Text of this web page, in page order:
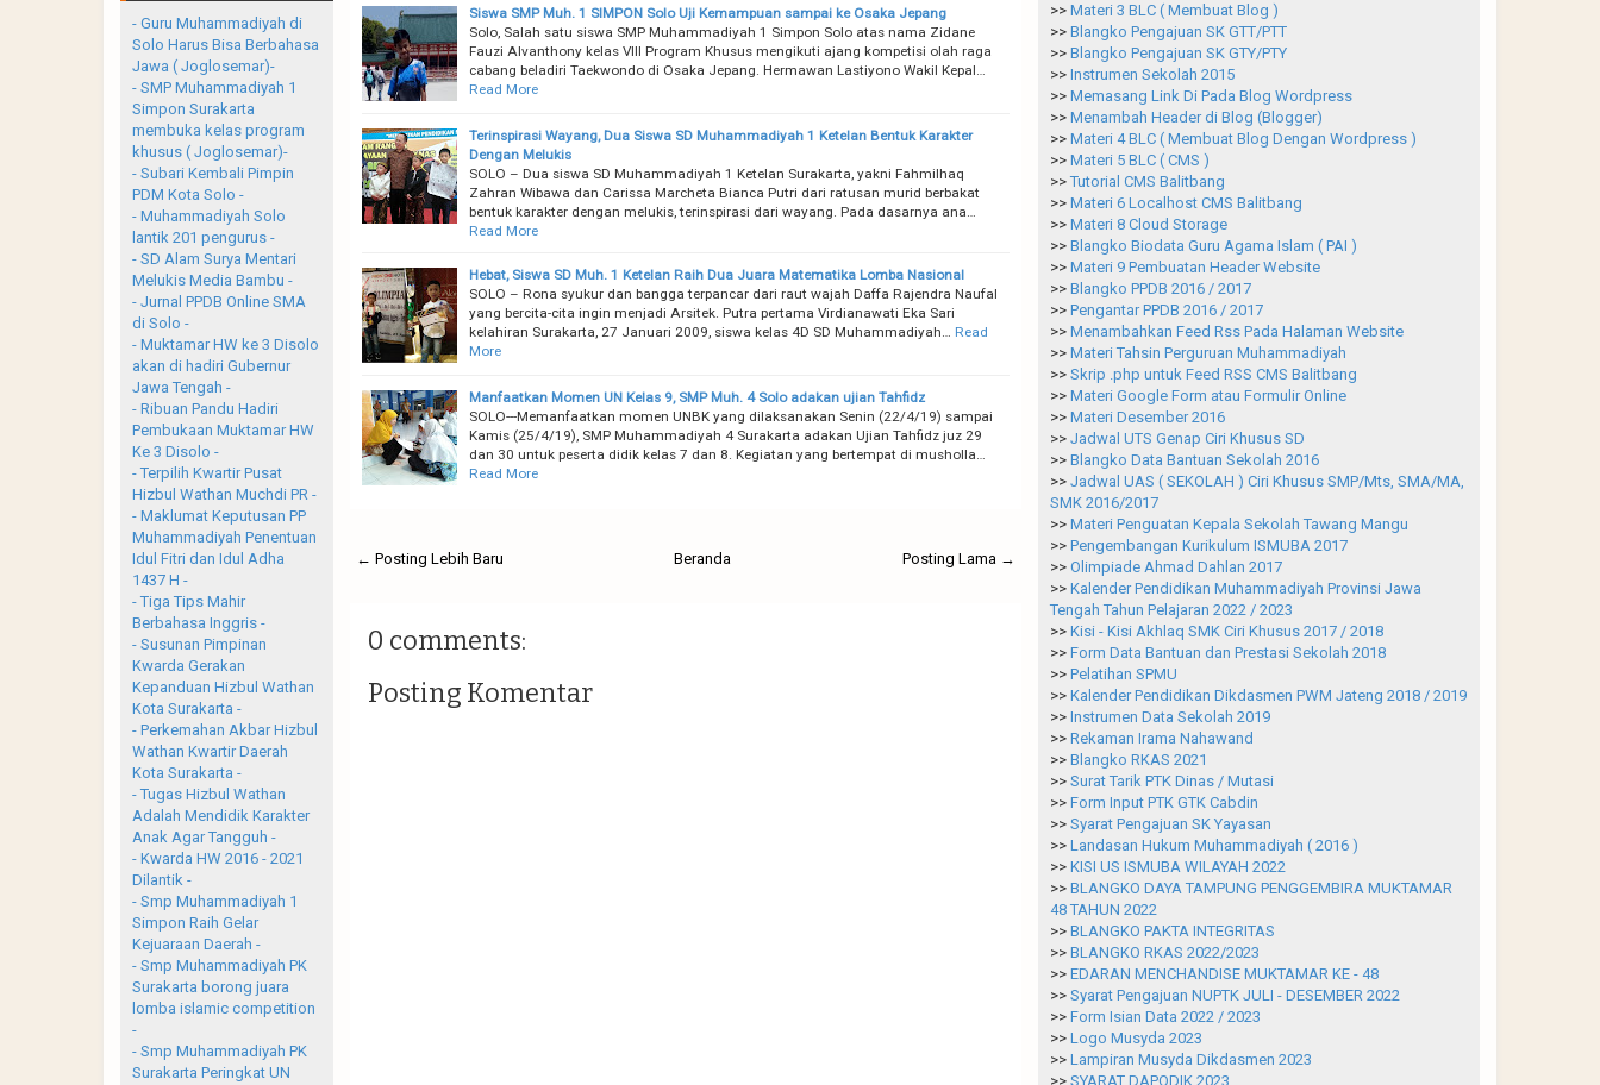
Siswa SMP Muh. 1 SIMPON Solo Uji Kemampuan sampai ke Osaka Jepang
Solo, Salah satu siswa SMP Muhammadiyah 1 Simpon Solo atas nama Zidane
Fauzi Alvanthony kelas VIII Program Khusus mengikuti ajang kompetisi olah raga
cabang beladiri Taekwondo di Osaka Jepang. Hermawan Lastiyono Wakil Kepal…
Read More
Terinspirasi Wayang, Dua Siswa SD Muhammadiyah 1 Ketelan Bentuk Karakter
Dengan Melukis
SOLO – Dua siswa SD Muhammadiyah 1 Ketelan Surakarta, yakni Fahmilhaq
Zahran Wibawa dan Carissa Marcheta Bianca Putri dari ratusan murid berbakat
bentuk karakter dengan melukis, terinspirasi dari wayang. Pada dasarnya ana…
Read More
Hebat, Siswa SD Muh. 1 Ketelan Raih Dua Juara Matematika Lomba Nasional
SOLO – Rona syukur dan bangga terpancar dari raut wajah Daffa Rajendra Naufal
yang bercita-cita ingin menjadi Arsitek. Putra pertama Virdianawati Eka Sari
kelahiran Surakarta, 27 Januari 2009, siswa kelas 4D SD Muhammadiyah…
Read
More
Manfaatkan Momen UN Kelas 9, SMP Muh. 4 Solo adakan ujian Tahfidz
SOLO---Memanfaatkan momen UNBK yang dilaksanakan Senin (22/4/19) sampai
Kamis (25/4/19), SMP Muhammadiyah 4 Surakarta adakan Ujian Tahfidz juz 29
dan 30 untuk peserta didik kelas 7 dan 8. Kegiatan yang bertempat di musholla…
Read More
← Posting Lebih Baru Posting Lama →
Beranda
0 comments:
Posting Komentar
- Guru Muhammadiyah di
Solo Harus Bisa Berbahasa
Jawa ( Joglosemar)-
- SMP Muhammadiyah 1
Simpon Surakarta
membuka kelas program
khusus ( Joglosemar)-
- Subari Kembali Pimpin
PDM Kota Solo -
- Muhammadiyah Solo
lantik 201 pengurus -
- SD Alam Surya Mentari
Melukis Media Bambu -
- Jurnal PPDB Online SMA
di Solo -
- Muktamar HW ke 3 Disolo
akan di hadiri Gubernur
Jawa Tengah -
- Ribuan Pandu Hadiri
Pembukaan Muktamar HW
Ke 3 Disolo -
- Terpilih Kwartir Pusat
Hizbul Wathan Muchdi PR -
- Maklumat Keputusan PP
Muhammadiyah Penentuan
Idul Fitri dan Idul Adha
1437 H -
- Tiga Tips Mahir
Berbahasa Inggris -
- Susunan Pimpinan
Kwarda Gerakan
Kepanduan Hizbul Wathan
Kota Surakarta -
- Perkemahan Akbar Hizbul
Wathan Kwartir Daerah
Kota Surakarta -
- Tugas Hizbul Wathan
Adalah Mendidik Karakter
Anak Agar Tangguh -
- Kwarda HW 2016 - 2021
Dilantik -
- Smp Muhammadiyah 1
Simpon Raih Gelar
Kejuaraan Daerah -
- Smp Muhammadiyah PK
Surakarta borong juara
lomba islamic competition
-
- Smp Muhammadiyah PK
Surakarta Peringkat UN
>> Materi 3 BLC ( Membuat Blog )
>> Blangko Pengajuan SK GTT/PTT
>> Blangko Pengajuan SK GTY/PTY
>> Instrumen Sekolah 2015
>> Memasang Link Di Pada Blog Wordpress
>> Menambah Header di Blog (Blogger)
>> Materi 4 BLC ( Membuat Blog Dengan Wordpress )
>> Materi 5 BLC ( CMS )
>> Tutorial CMS Balitbang
>> Materi 6 Localhost CMS Balitbang
>> Materi 8 Cloud Storage
>> Blangko Biodata Guru Agama Islam ( PAI )
>> Materi 9 Pembuatan Header Website
>> Blangko PPDB 2016 / 2017
>> Pengantar PPDB 2016 / 2017
>> Menambahkan Feed Rss Pada Halaman Website
>> Materi Tahsin Perguruan Muhammadiyah
>> Skrip .php untuk Feed RSS CMS Balitbang
>> Materi Google Form atau Formulir Online
>> Materi Desember 2016
>> Jadwal UTS Genap Ciri Khusus SD
>> Blangko Data Bantuan Sekolah 2016
>> Jadwal UAS ( SEKOLAH ) Ciri Khusus SMP/Mts, SMA/MA,
SMK 2016/2017
>> Materi Penguatan Kepala Sekolah Tawang Mangu
>> Pengembangan Kurikulum ISMUBA 2017
>> Olimpiade Ahmad Dahlan 2017
>> Kalender Pendidikan Muhammadiyah Provinsi Jawa
Tengah Tahun Pelajaran 2022 / 2023
>> Kisi - Kisi Akhlaq SMK Ciri Khusus 2017 / 2018
>> Form Data Bantuan dan Prestasi Sekolah 2018
>> Pelatihan SPMU
>> Kalender Pendidikan Dikdasmen PWM Jateng 2018 / 2019
>> Instrumen Data Sekolah 2019
>> Rekaman Irama Nahawand
>> Blangko RKAS 2021
>> Surat Tarik PTK Dinas / Mutasi
>> Form Input PTK GTK Cabdin
>> Syarat Pengajuan SK Yayasan
>> Landasan Hukum Muhammadiyah ( 2016 )
>> KISI US ISMUBA WILAYAH 2022
>> BLANGKO DAYA TAMPUNG PENGGEMBIRA MUKTAMAR
48 TAHUN 2022
>> BLANGKO PAKTA INTEGRITAS
>> BLANGKO RKAS 2022/2023
>> EDARAN MENCHANDISE MUKTAMAR KE - 48
>> Syarat Pengajuan NUPTK JULI - DESEMBER 2022
>> Form Isian Data 2022 / 2023
>> Logo Musyda 2023
>> Lampiran Musyda Dikdasmen 2023
>> SYARAT DAPODIK 2023